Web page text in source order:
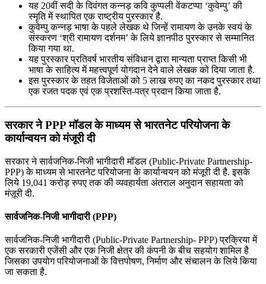
यह 20वीं सदी के दिवंगत कन्नड़ कवि कुप्पली वेंकटप्पा ‘कुवेम्पु’ की
स्मृति में स्थापित एक राष्ट्रीय पुरस्कार है.
कुवेम्पु कन्नड़ भाषा के पहले लेखक थे जिन्हें रामायण के उनके स्वयं के
संस्करण ‘श्री रामायण दर्शनम’ के लिये ज्ञानपीठ पुरस्कार से सम्मानित
किया गया था.
यह पुरस्कार प्रतिवर्ष भारतीय संविधान द्वारा मान्यता प्राप्त किसी भी
भाषा के साहित्य में महत्त्वपूर्ण योगदान देने वाले लेखक को दिया जाता है.
इस पुरस्कार के तहत विजेताओं को 5 लाख रुपए का नकद पुरस्कार तथा
एक रजत पदक एवं एक प्रशस्ति-पत्र प्रदान किया जाता है.
सरकार ने PPP मॉडल के माध्यम से भारतनेट परियोजना के
कार्यान्वयन को मंजूरी दी
सरकार ने सार्वजनिक-निजी भागीदारी मॉडल (Public-Private Partnership-
PPP) के माध्यम से भारतनेट परियोजना के कार्यान्वयन को मंजूरी दी है. इसके
लिये 19,041 करोड़ रुपए तक की व्यवहार्यता अंतराल अनुदान सहायता को
मंज़ूरी दी.
सार्वजनिक-निजी भागीदारी (PPP)
सार्वजनिक-निजी भागीदारी (Public-Private Partnership- PPP) प्रक्रिया में
एक सरकारी एजेंसी और एक निजी क्षेत्र की कंपनी के बीच सहयोग शामिल है
जिसका उपयोग परियोजनाओं के वित्तपोषण, निर्माण और संचालन के लिये किया
जा सकता है.